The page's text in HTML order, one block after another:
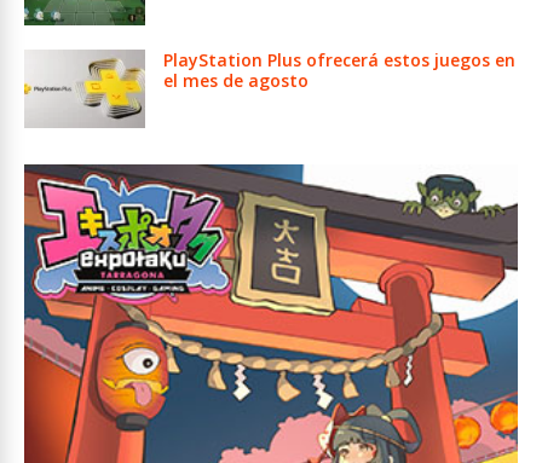
PlayStation Plus ofrecerá estos juegos en
el mes de agosto